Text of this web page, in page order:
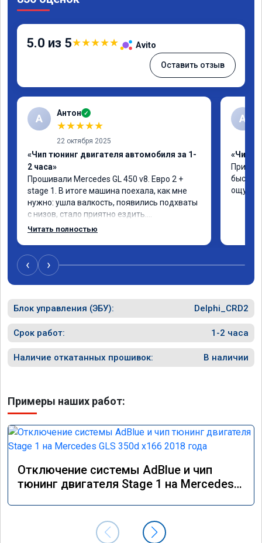
5.0 из 5★★★★★ Avito
Оставить отзыв
А Антон ✓
★★★★★
22 октября 2025
«Чип тюнинг двигателя автомобиля за 1-
2 часа»
Прошивали Mercedes GL 450 v8. Евро 2 +
stage 1. В итоге машина поехала, как мне
нужно: ушла валкость, появились подхваты
с низов, стало приятно ездить.
Одни из лучших трат, в авто! 🔥
Читать полностью
A
«Чип
‹ ›
Блок управления (ЭБУ): Delphi_CRD2
Срок работ: 1-2 часа
Наличие откатанных прошивок: В наличии
Примеры наших работ:
Отключение системы AdBlue и чип
тюнинг двигателя Stage 1 на Mercedes